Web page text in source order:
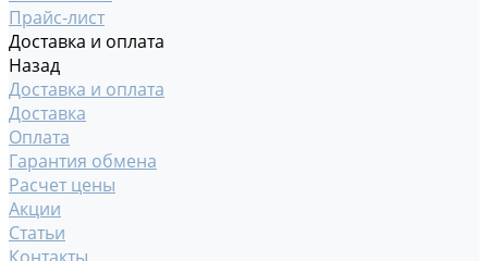
Прайс-лист
Доставка и оплата
Назад
Доставка и оплата
Доставка
Оплата
Гарантия обмена
Расчет цены
Акции
Статьи